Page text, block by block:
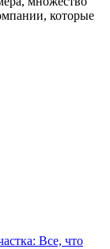
которые
Все, что